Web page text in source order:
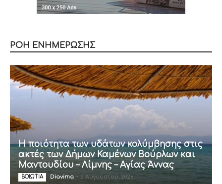
ΡΟΗ ΕΝΗΜΕΡΩΣΗΣ
Η ποιότητα των υδάτων κολύμβησης στις
ακτές των Δήμων Καμένων Βούρλων και
Μαντουδίου – Λίμνης – Αγίας Άννας
ΒΟΙΩΤΙΑ Diavima - 2 Αυγούστου, 2026